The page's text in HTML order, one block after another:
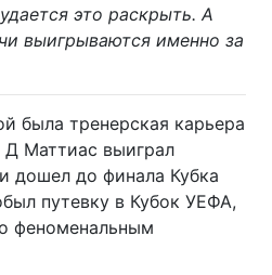
это раскрыть. А
выигрываются именно за
была тренерская карьера
Маттиас выиграл
дошел до финала Кубка
путевку в Кубок УЕФА,
феноменальным